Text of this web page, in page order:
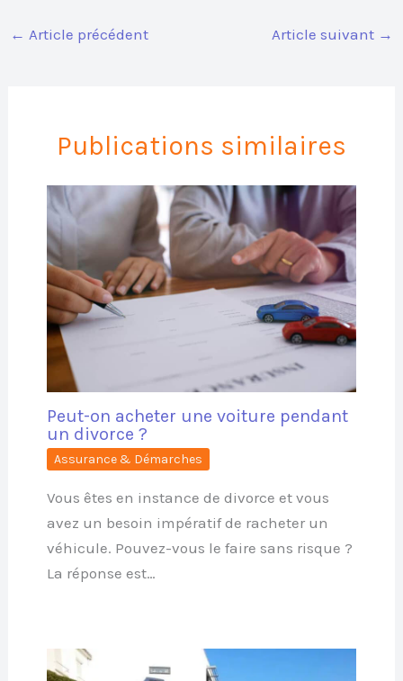
← Article précédent Article suivant →
Publications similaires
Peut-on acheter une voiture pendant
un divorce ?
Assurance & Démarches
Vous êtes en instance de divorce et vous
avez un besoin impératif de racheter un
véhicule. Pouvez-vous le faire sans risque ?
La réponse est…